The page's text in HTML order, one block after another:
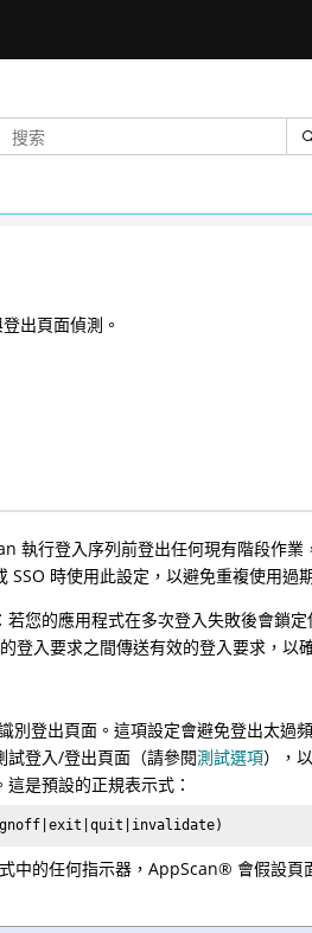
出頁面偵測。
執行登入序列前登出任何現有階段作
SSO 時使用此設定，以避免重複使用過
：若您的應用程式在多次登入失敗後會鎖
登入要求之間傳送有效的登入要求，以
別登出頁面。這項設定會避免登出太過
試登入/登出頁面（請參閱測試選項），
是預設的正規表示式：
中的任何指示器，AppScan® 會假設頁